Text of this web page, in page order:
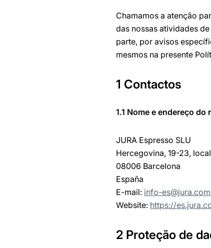
Chamamos a atenção
das nossas atividades
parte, por avisos
mesmos na presente
1 Contactos
1.1 Nome e endereço do
JURA Espresso SLU
Hercegovina, 19-23,
08006 Barcelona
España
E-mail: info-es@jura.com
Website: https://
2 Proteção de